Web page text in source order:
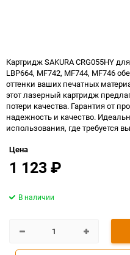
Картридж SAKURA CRG055HY
LBP664, MF742, MF744, MF746
оттенки ваших печатных
этот лазерный картридж
потери качества. Гарантия от
надежность и качество.
использования, где требуется
Цена
1 123 ₽
В наличии